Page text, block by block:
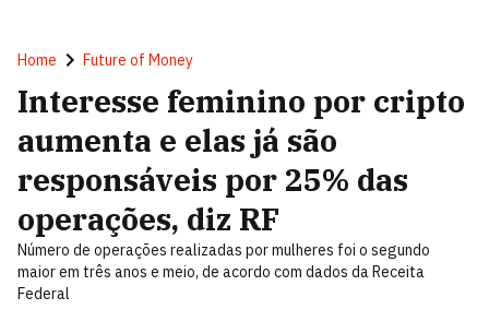
Home Future of Money
Interesse feminino por cripto
aumenta e elas já são
responsáveis por 25% das
operações, diz RF
Número de operações realizadas por mulheres foi o segundo
maior em três anos e meio, de acordo com dados da Receita
Federal